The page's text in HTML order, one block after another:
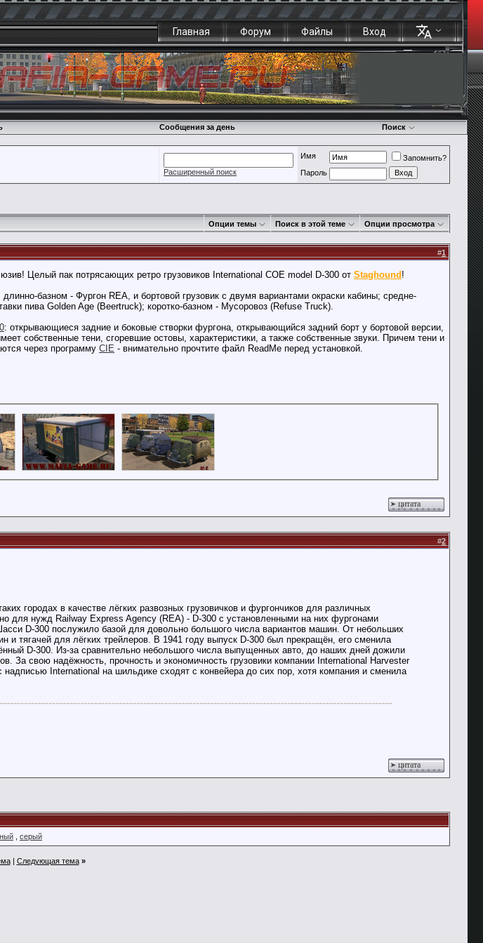
Главная Форум Файлы Вход
Сообщения за день Поиск
Расширенный поиск
Имя
Запомнить?
Пароль
Опции темы Поиск в этой теме Опции просмотра
#1
Целый пак потрясающих ретро грузовиков International COE model D-300 от Staghound !
базном - Фургон REA, и бортовой грузовик с двумя вариантами окраски кабины; средне-
пива Golden Age (Beertruck); коротко-базном - Мусоровоз (Refuse Truck).
: открывающиеся задние и боковые створки фургона, открывающийся задний борт у бортовой версии,
собственные тени, сгоревшие остовы, характеристики, а также собственные звуки. Причем тени и
через программу CIE - внимательно прочтите файл ReadMe перед установкой.
цитата
#2
городах в качестве лёгких развозных грузовичков и фургончиков для различных
для нужд Railway Express Agency (REA) - D-300 с установленными на них фургонами
D-300 послужило базой для довольно большого числа вариантов машин. От небольших
и тягачей для лёгких трейлеров. В 1941 году выпуск D-300 был прекращён, его сменила
D-300. Из-за сравнительно небольшого числа выпущенных авто, до наших дней дожили
За свою надёжность, прочность и экономичность грузовики компании International Harvester
International на шильдике сходят с конвейера до сих пор, хотя компания и сменила
цитата
серый
| Следующая тема »